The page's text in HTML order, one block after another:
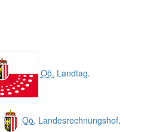
Oö. Landtag.
Oö. Landesrechnungshof.